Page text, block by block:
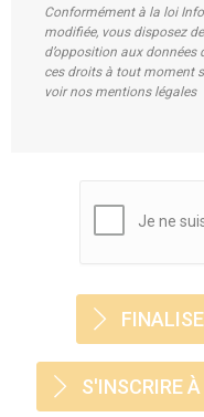
Conformément à la loi
modifiée, vous disposez
d’opposition aux données
ces droits à tout moment
voir nos mentions légales
S'INSCRIRE